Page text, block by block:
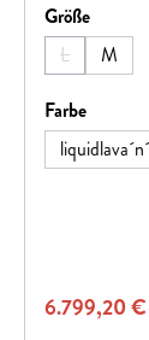
Performance
Schwalbe
versenkbare
Fahrspaß –
Größe
L
(Diese
M
Farbe
6.799,20 €